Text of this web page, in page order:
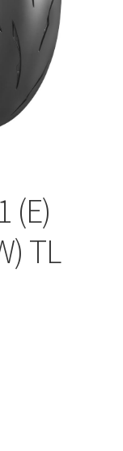
(E)
TL